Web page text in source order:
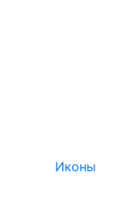
Иконы